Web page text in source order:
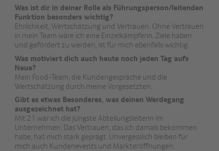
Was ist dir in deiner Rolle als Führungsperson/leitenden
Funktion besonders wichtig?
Ehrlichkeit, Wertschätzung und Vertrauen. Ohne Vertrauen
in mein Team wäre ich eine Einzelkämpferin. Ziele haben
und gefördert zu werden, ist für mich ebenfalls wichtig.
Was motiviert dich auch heute noch jeden Tag aufs
Neue?
Mein Food-Team, die Kundengespräche und die
Wertschätzung durch meine Vorgesetzten.
Gibt es etwas Besonderes, was deinen Werdegang
ausgezeichnet hat?
Mit 21 war ich die jüngste Abteilungsleiterin im
Unternehmen. Das Vertrauen, das ich damals bekommen
habe, hat mich stark geprägt. Unvergesslich bleiben für
mich auch Kundenevents und Markteröffnungen.